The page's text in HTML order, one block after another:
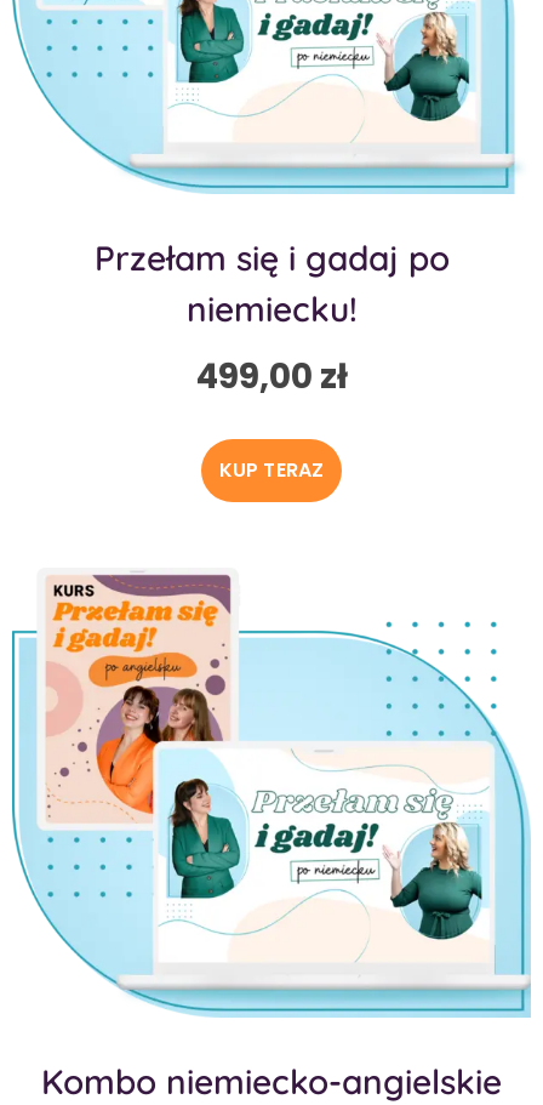
Przełam się i gadaj po
niemiecku!
499,00 zł
KUP TERAZ
Kombo niemiecko-angielskie